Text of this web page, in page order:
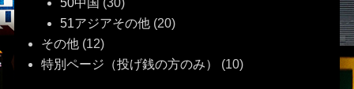
50中国 (30)
51アジアその他(20)
その他(12)
特別ページ（投げ銭の方のみ）
(10)